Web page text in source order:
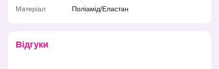
Матеріал
Поліамід/Еластан
Відгуки